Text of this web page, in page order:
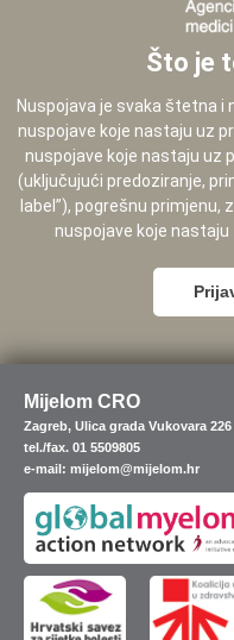
Što je
Nuspojava je svaka štetna i
nuspojave koje nastaju uz
nuspojave koje nastaju uz
(uključujući predoziranje,
label”), pogrešnu
nuspojave koje nastaju
Mijelom CRO
Zagreb, Ulica grada Vukovara 226
tel./fax. 01 5509805
e-mail: mijelom@mijelom.hr